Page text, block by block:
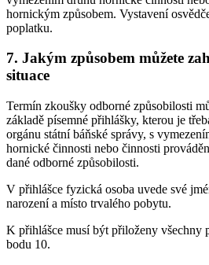
hornickým způsobem. Vystavení
poplatku.
7. Jakým způsobem můžete
situace
Termín zkoušky odborné způsobilosti
základě písemné přihlášky, kterou je
orgánu státní báňské správy, s
hornické činnosti nebo činnosti
dané odborné způsobilosti.
V přihlášce fyzická osoba uvede své
narození a místo trvalého pobytu.
K přihlášce musí být přiloženy všechny
bodu 10.